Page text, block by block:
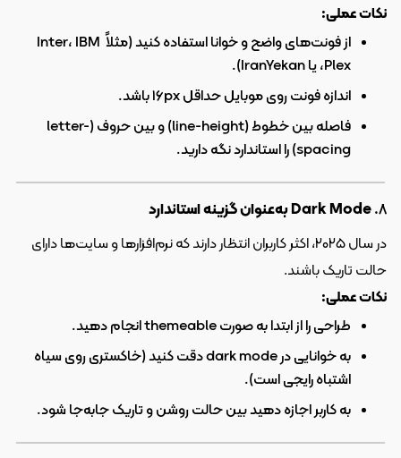
نکات عملی:
از فونت‌های واضح و خوانا استفاده کنید (مثلاً Inter، IBM
Plex، یا IranYekan).
اندازه فونت روی موبایل حداقل ۱۶px باشد.
فاصله بین خطوط (line-height) و بین حروف (letter-
spacing) را استاندارد نگه دارید.
۸. Dark Mode به‌عنوان گزینه استاندارد
حالت تاریک باشند.
نکات عملی:
طراحی را از ابتدا به صورت themeable انجام دهید.
اشتباه رایجی است).
به کاربر اجازه دهید بین حالت روشن و تاریک جابه‌جا شود.